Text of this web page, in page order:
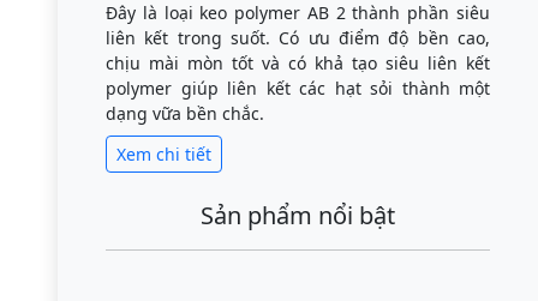
Đây là loại keo polymer AB 2 thành phần siêu
liên kết trong suốt. Có ưu điểm độ bền cao,
chịu mài mòn tốt và có khả tạo siêu liên kết
polymer giúp liên kết các hạt sỏi thành một
dạng vữa bền chắc.
Xem chi tiết
Sản phẩm nổi bật